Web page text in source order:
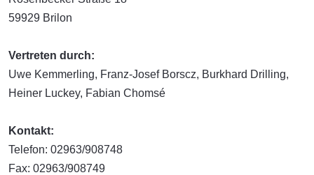
59929 Brilon
Vertreten durch:
Uwe Kemmerling, Franz-Josef Borscz, Burkhard Drilling,
Heiner Luckey, Fabian Chomsé
Kontakt:
Telefon: 02963/908748
Fax: 02963/908749